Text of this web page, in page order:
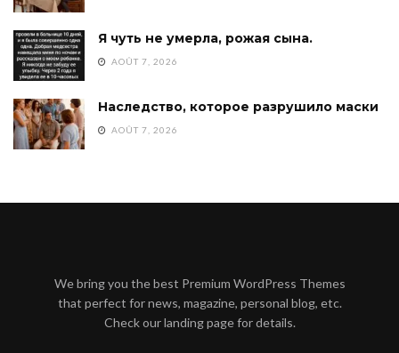
Я чуть не умерла, рожая сына.
AOÛT 7, 2026
Наследство, которое разрушило маски
AOÛT 7, 2026
We bring you the best Premium WordPress Themes
that perfect for news, magazine, personal blog, etc.
Check our landing page for details.